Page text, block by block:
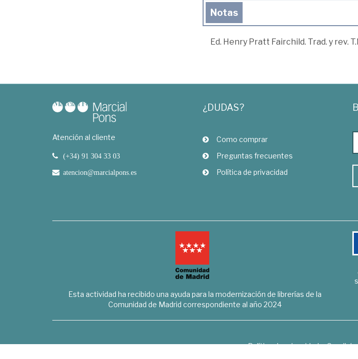
Notas
Ed. Henry Pratt Fairchild. Trad. y rev.
Atención al cliente
(+34) 91 304 33 03
atencion@marcialpons.es
¿DUDAS?
Como comprar
Preguntas frecuentes
Política de privacidad
Esta actividad ha recibido una ayuda para la modernización de librerías de la
Comunidad de Madrid correspondiente al año 2024
Política de privacidad